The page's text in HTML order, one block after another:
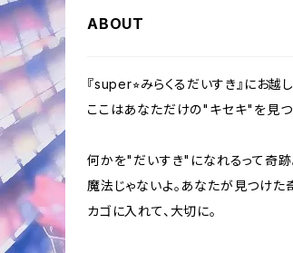
ABOUT
『super⭐︎みらくるだいすき』にお越
ここはあなただけの"キセキ"を見
何かを"だいすき"になれるって奇跡
魔法じゃないよ。あなたが見つけた
カゴに入れて、大切に。